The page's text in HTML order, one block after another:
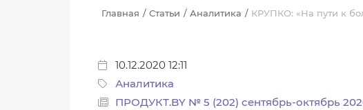
Главная Статьи Аналитика КРУПКО: «На пути к
10.12.2020 12:11
Аналитика
ПРОДУКТ.BY № 5 (202) сентябрь-октябрь